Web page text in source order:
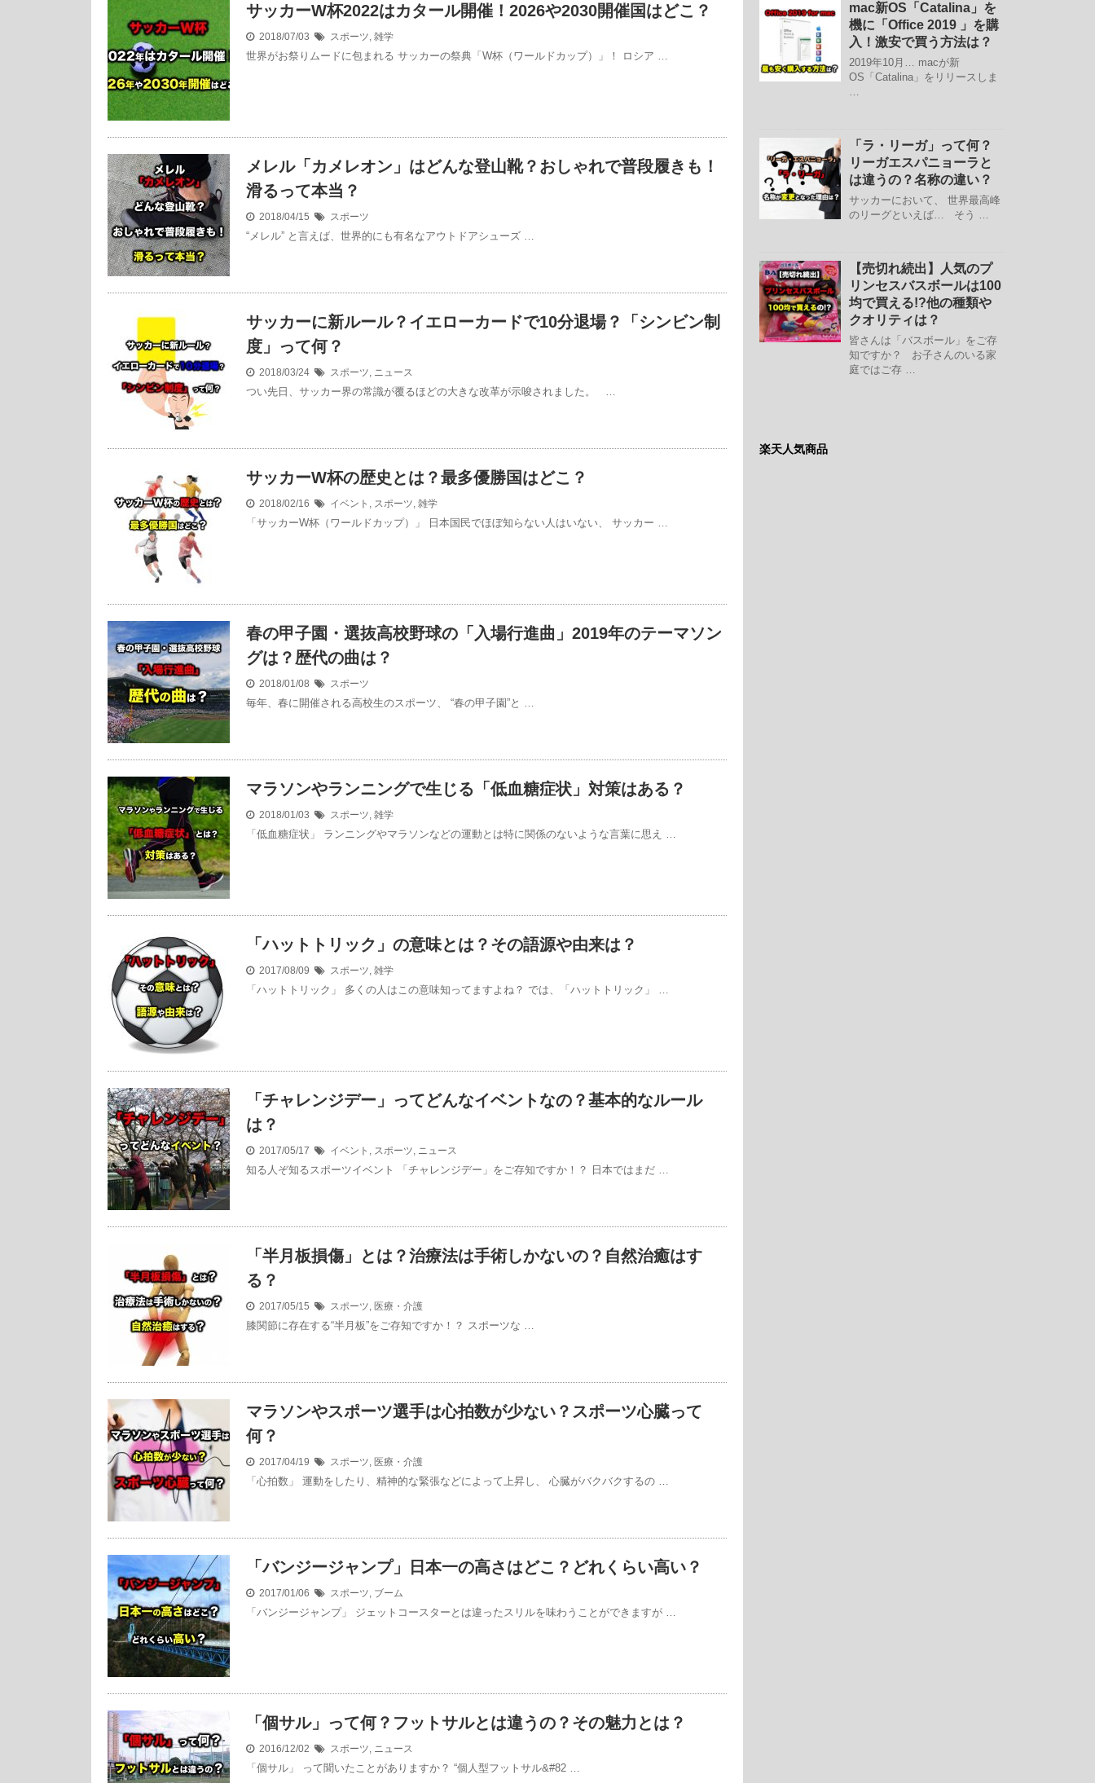
サッカーW杯2022はカタール開催！2026や2030開催国はどこ？
2018/07/03 スポーツ, 雑学
世界がお祭りムードに包まれる サッカーの祭典「W杯（ワールドカップ）」！ ロシア …
メレル「カメレオン」はどんな登山靴？おしゃれで普段履きも！
滑るって本当？
2018/04/15 スポーツ
“メレル” と言えば、世界的にも有名なアウトドアシューズ …
サッカーに新ルール？イエローカードで10分退場？「シンビン制
度」って何？
2018/03/24 スポーツ, ニュース
つい先日、サッカー界の常識が覆るほどの大きな改革が示唆されました。 …
サッカーW杯の歴史とは？最多優勝国はどこ？
2018/02/16 イベント , スポーツ, 雑学
「サッカーW杯（ワールドカップ）」 日本国民でほぼ知らない人はいない、 サッカー …
春の甲子園・選抜高校野球の「入場行進曲」2019年のテーマソン
グは？歴代の曲は？
2018/01/08 スポーツ
毎年、春に開催される高校生のスポーツ、 “春の甲子園”と …
マラソンやランニングで生じる「低血糖症状」対策はある？
2018/01/03 スポーツ, 雑学
「低血糖症状」 ランニングやマラソンなどの運動とは特に関係のないような言葉に思え …
「ハットトリック」の意味とは？その語源や由来は？
2017/08/09 スポーツ, 雑学
「ハットトリック」 多くの人はこの意味知ってますよね？ では、「ハットトリック」 …
「チャレンジデー」ってどんなイベントなの？基本的なルール
は？
2017/05/17 イベント , スポーツ, ニュース
知る人ぞ知るスポーツイベント 「チャレンジデー」をご存知ですか！？ 日本ではまだ …
「半月板損傷」とは？治療法は手術しかないの？自然治癒はす
る？
2017/05/15 スポーツ, 医療・介護
膝関節に存在する“半月板”をご存知ですか！？ スポーツな …
マラソンやスポーツ選手は心拍数が少ない？スポーツ心臓って
何？
2017/04/19 スポーツ, 医療・介護
「心拍数」 運動をしたり、精神的な緊張などによって上昇し、 心臓がバクバクするの …
「バンジージャンプ」日本一の高さはどこ？どれくらい高い？
2017/01/06 スポーツ, ブーム
「バンジージャンプ」 ジェットコースターとは違ったスリルを味わうことができますが …
「個サル」って何？フットサルとは違うの？その魅力とは？
2016/12/02 スポーツ, ニュース
「個サル」 って聞いたことがありますか？ “個人型フットサル&#82 …
mac新OS「Catalina」を
機に「Office 2019 」を購
入！激安で買う方法は？
2019年10月… macが新
OS「Catalina」をリリースしま
…
「ラ・リーガ」って何？
リーガエスパニョーラと
は違うの？名称の違い？
サッカーにおいて、 世界最高峰
のリーグといえば… そう …
【売切れ続出】人気のプ
リンセスバスボールは100
均で買える!?他の種類や
クオリティは？
皆さんは「バスボール」をご存
知ですか？ お子さんのいる家
庭ではご存 …
楽天人気商品